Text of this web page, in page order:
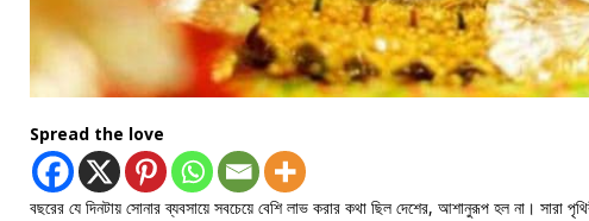
Spread the love
বছরের যে দিনটায় সোনার ব্যবসায়ে সবচেয়ে বেশি লাভ করার কথা ছিল দেশের, আশানুরূপ হল না। সারা